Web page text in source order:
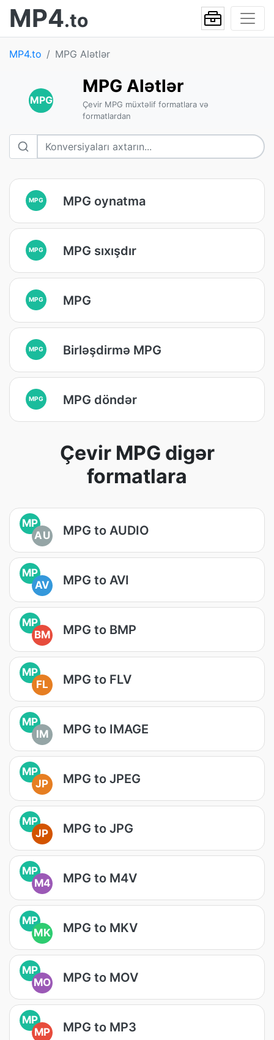
MP4.to
MP4.to MPG Alətlər
MPG
MPG Alətlər
Çevir MPG müxtəlif formatlara və
formatlardan
MPG MPG oynatma
MPG MPG sıxışdır
MPG MPG
MPG Birləşdirmə MPG
MPG MPG döndər
Çevir MPG digər
formatlara
MP
AU
MPG to AUDIO
MP
AV
MPG to AVI
MP
BM
MPG to BMP
MP
FL
MPG to FLV
MP
IM
MPG to IMAGE
MP
JP
MPG to JPEG
MP
JP
MPG to JPG
MP
M4
MPG to M4V
MP
MK
MPG to MKV
MP
MO
MPG to MOV
MP
MP
MPG to MP3